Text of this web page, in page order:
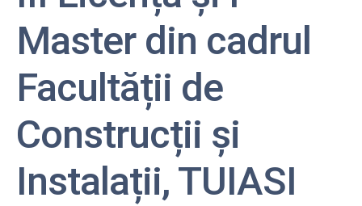
Master din cadrul
Facultății de
Construcții și
Instalații, TUIASI